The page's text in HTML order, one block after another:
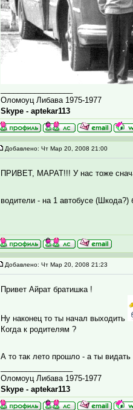
Оломоуц Либава 1975-1977
Skype - aptekar113
Добавлено: Чт Мар 20, 2008 21:00
ПРИВЕТ, МАРАТ!!! У нас тоже
водители - на 1 автобусе
Добавлено: Чт Мар 20, 2008 21:23
Привет Айрат братишка !
Ну наконец то ты начал выходить
Когда к родителям ?
А то так лето прошло - а ты
Оломоуц Либава 1975-1977
Skype - aptekar113